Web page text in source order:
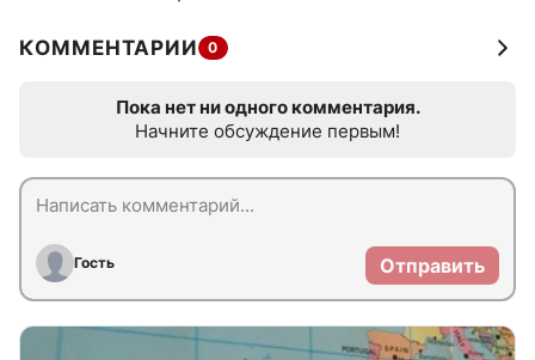
КОММЕНТАРИИ 0
Пока нет ни одного комментария.
Начните обсуждение первым!
Гость Отправить